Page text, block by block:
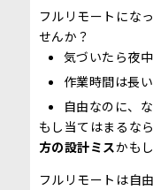
フルリモートにな
せんか？
気づいたら夜
作業時間は長
自由なのに、
もし当てはまるな
方の設計ミスかも
フルリモートは自